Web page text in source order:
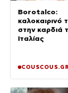
Borotalco:
καλοκαιρινό
στην καρδιά
Ιταλίας
COUSCOUS.GR